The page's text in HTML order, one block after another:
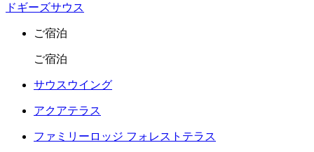
ドギーズサウス
ご宿泊
ご宿泊
サウスウイング
アクアテラス
ファミリーロッジ フォレストテラス